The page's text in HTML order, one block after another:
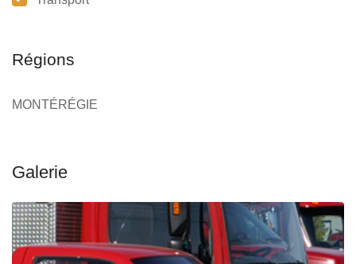
Régions
MONTÉRÉGIE